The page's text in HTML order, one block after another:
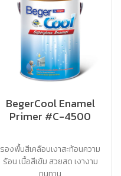
BegerCool Enamel
Primer #C-4500
รองพื้นสีเคลือบเงาสะท้อนความ
ร้อน เนื้อสีเข้ม สวยสด เงางาม